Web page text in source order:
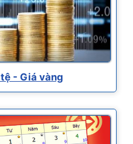
- Giá vàng